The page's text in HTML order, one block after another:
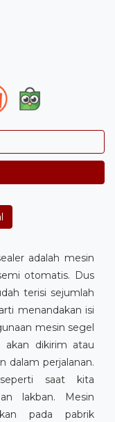
adalah mesin
otomatis. Dus
terisi sejumlah
menandakan isi
mesin segel
akan dikirim atau
dalam perjalanan.
saat kita
lakban. Mesin
pada pabrik